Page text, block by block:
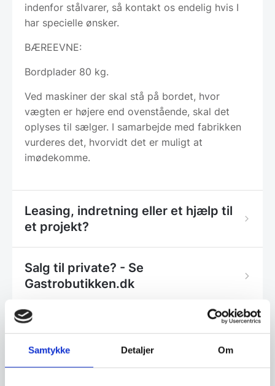
Samtykke Detaljer Om
indenfor stålvarer, så kontakt os endelig hvis I
har specielle ønsker.
BÆREEVNE:
Bordplader 80 kg.
Ved maskiner der skal stå på bordet, hvor
vægten er højere end ovenstående, skal det
oplyses til sælger. I samarbejde med fabrikken
vurderes det, hvorvidt det er muligt at
imødekomme.
Leasing, indretning eller et hjælp til
et projekt?
Salg til private? - Se
Gastrobutikken.dk
Dag-til-dag levering